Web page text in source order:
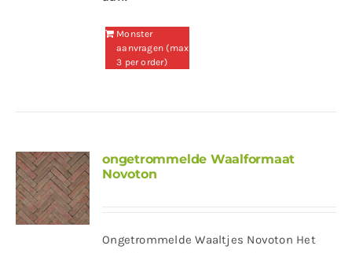
Monster
aanvragen (max
3 per order)
ongetrommelde Waalformaat
Novoton
Ongetrommelde Waaltjes Novoton Het